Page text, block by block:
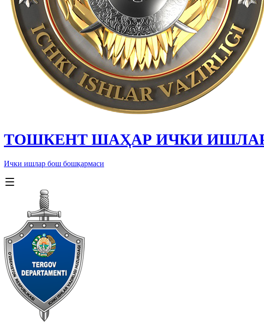
ТОШКЕНТ ШАҲАР ИЧКИ
Ички ишлар бош бошқармаси